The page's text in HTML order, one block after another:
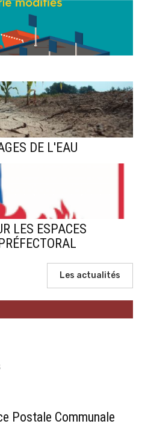
DE L'EAU
LES ESPACES
Les actualités
Postale Communale